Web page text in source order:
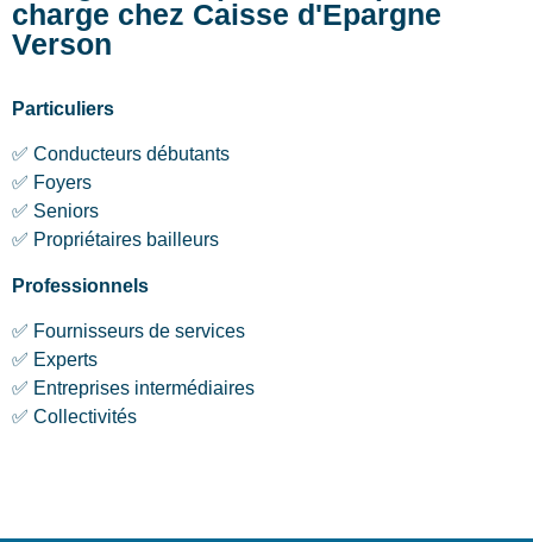
charge chez Caisse d'Epargne
Verson
Particuliers
✅ Conducteurs débutants
✅ Foyers
✅ Seniors
✅ Propriétaires bailleurs
Professionnels
✅ Fournisseurs de services
✅ Experts
✅ Entreprises intermédiaires
✅ Collectivités